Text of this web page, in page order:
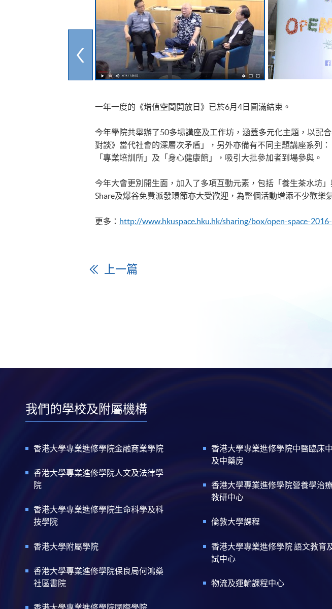
一年一度的《增值空間開放日》已於6月4日圓滿結束。
今年學院共舉辦了50多場講座及工作坊，涵蓋多元化主題，以配
對談》當代社會的深層次矛盾」，另外亦備有不同主題講座系列
「專業培訓所」及「身心健康館」，吸引大批參加者到場參與。
今年大會更別開生面，加入了多項互動元素，包括「養生茶水坊
Share及爆谷免費派發環節亦大受歡迎，為整個活動增添不少歡樂
更多： http://www.hkuspace.hku.hk/sharing/box/open-space-
上一篇
我們的學校及附屬機構
香港大學專業進修學院金融商業學院
香港大學專業進修學院人文及法律學
院
香港大學專業進修學院生命科學及科
技學院
香港大學附屬學院
香港大學專業進修學院保良局何鴻燊
社區書院
香港大學專業進修學院中醫臨床
及中藥房
香港大學專業進修學院營養學治
教研中心
倫敦大學課程
香港大學專業進修學院 語文教育
試中心
物流及運輸課程中心